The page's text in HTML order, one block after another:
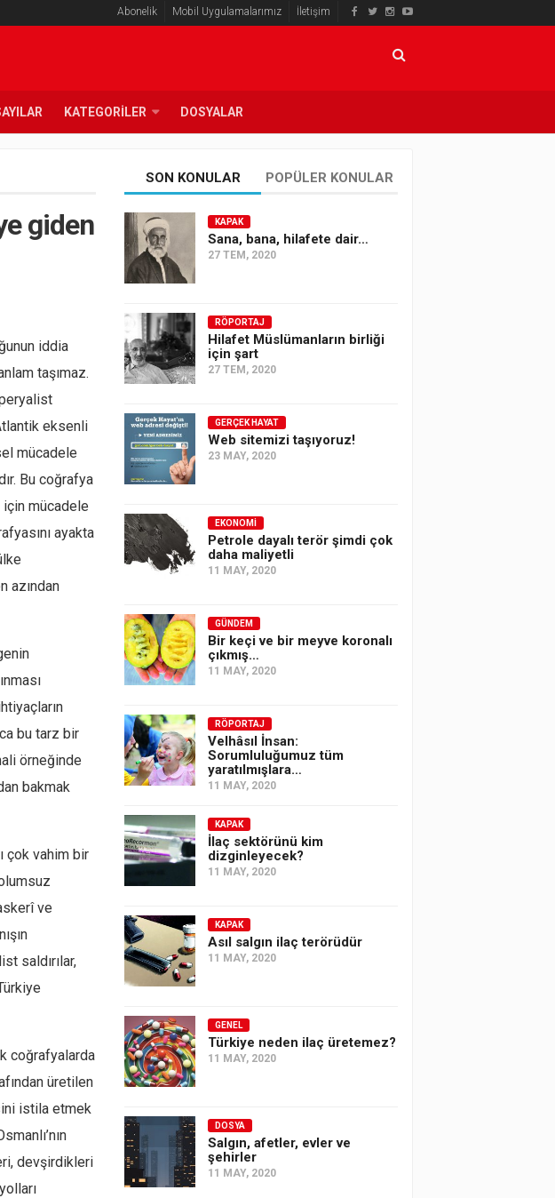
Abonelik Mobil Uygulamalarımız İletişim
KATEGORILER DOSYALAR
giden
iddia
taşımaz.
eksenli
mücadele
Bu coğrafya
için mücadele
ayakta
azından
bu tarz bir
örneğinde
bakmak
çok vahim bir
ve
saldırılar,
coğrafyalarda
üretilen
istila etmek
devşirdikleri
SON KONULAR POPÜLER KONULAR
KAPAK
Sana, bana, hilafete dair…
27 TEM, 2020
RÖPORTAJ
Hilafet Müslümanların birliği
için şart
27 TEM, 2020
GERÇEK HAYAT
Web sitemizi taşıyoruz!
23 MAY, 2020
EKONOMI
Petrole dayalı terör şimdi çok
daha maliyetli
11 MAY, 2020
GÜNDEM
Bir keçi ve bir meyve koronalı
çıkmış…
11 MAY, 2020
RÖPORTAJ
Velhâsıl İnsan:
Sorumluluğumuz tüm
yaratılmışlara…
11 MAY, 2020
KAPAK
İlaç sektörünü kim
dizginleyecek?
11 MAY, 2020
KAPAK
Asıl salgın ilaç terörüdür
11 MAY, 2020
GENEL
Türkiye neden ilaç üretemez?
11 MAY, 2020
DOSYA
Salgın, afetler, evler ve
şehirler
11 MAY, 2020